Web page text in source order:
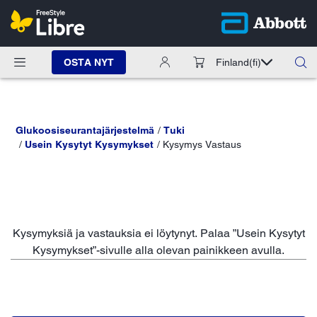
OSTA NYT Finland(fi)
Glukoosiseurantajärjestelmä
Tuki
Usein Kysytyt Kysymykset
Kysymys Vastaus
Kysymyksiä ja vastauksia ei löytynyt. Palaa ”Usein Kysytyt
Kysymykset”-sivulle alla olevan painikkeen avulla.